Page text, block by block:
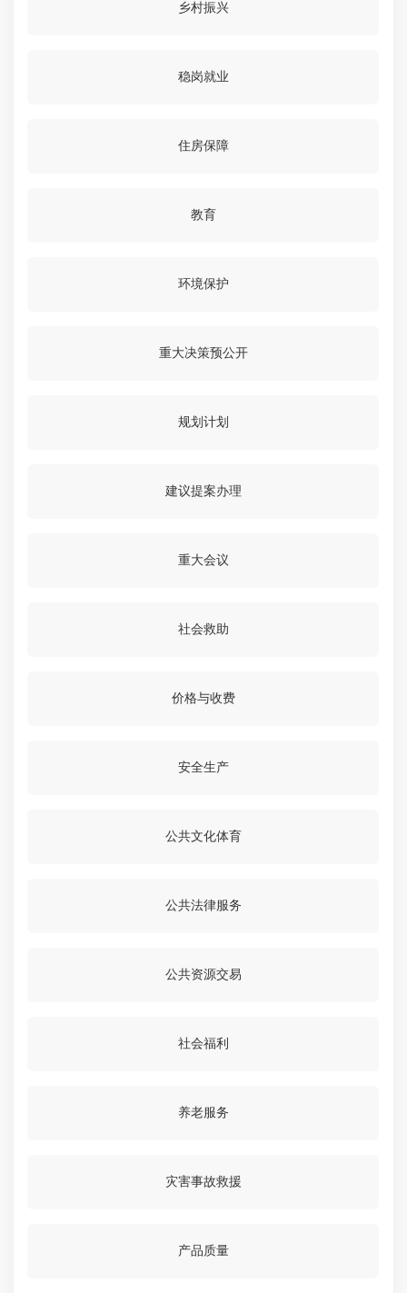
乡村振兴
稳岗就业
住房保障
教育
环境保护
重大决策预公开
规划计划
建议提案办理
重大会议
社会救助
价格与收费
安全生产
公共文化体育
公共法律服务
公共资源交易
社会福利
养老服务
灾害事故救援
产品质量